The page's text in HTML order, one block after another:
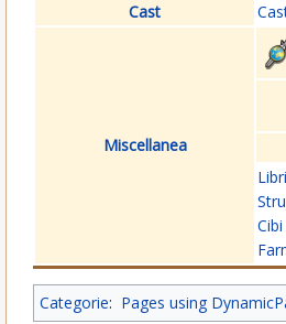
Cast
Miscellanea
Libri
Cibi
Categorie: Pages using